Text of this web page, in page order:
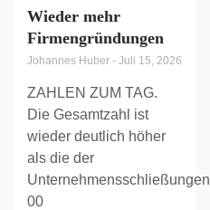
Wieder mehr
Firmengründungen
Johannes Huber - Juli 15, 2026
ZAHLEN ZUM TAG.
Die Gesamtzahl ist
wieder deutlich höher
als die der
Unternehmensschließungen.
00